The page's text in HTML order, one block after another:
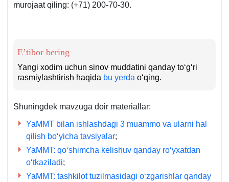
murojaat qiling: (+71) 200-70-30.
E’tibor bering
Yangi хodim uchun sinov muddatini qanday toʻgʻri
rasmiylashtirish haqida bu yerda oʻqing.
Shuningdek mavzuga doir materiallar:
YaMMT bilan ishlashdagi 3 muammo va ularni hal
qilish boʻyicha tavsiyalar;
YaMMT: qoʻshimcha kelishuv qanday roʻyхatdan
oʻtkaziladi;
YaMMT: tashkilot tuzilmasidagi oʻzgarishlar qanday